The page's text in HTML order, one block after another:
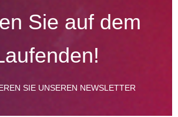
Sie auf dem
SIE UNSEREN NEWSLETTER